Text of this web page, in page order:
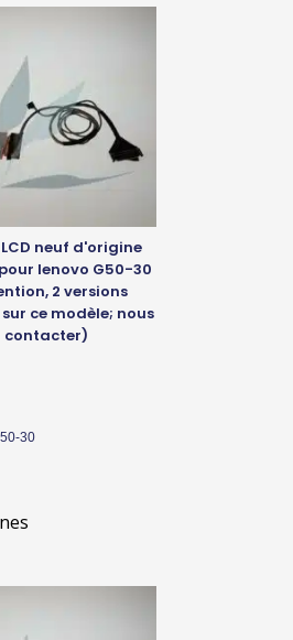
neuf d'origine
lenovo G50-30
2 versions
ce modèle; nous
contacter)
30